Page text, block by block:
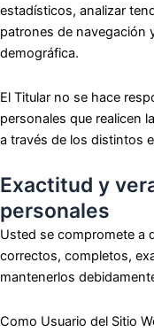
estadísticos, analizar
patrones de navegación
demográfica.
El Titular no se hace
personales que realicen
a través de los distintos
Exactitud y
personales
Usted se compromete a
correctos, completos,
mantenerlos
Como Usuario del Sitio